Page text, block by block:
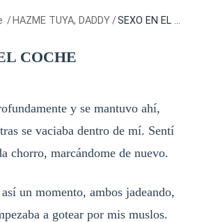
/ HAZME TUYA, DADDY /SEXO EN EL COCHE
COCHE
y se mantuvo ahí,
se vaciaba dentro de mí. Sentí
chorro, marcándome de nuevo.
un momento, ambos jadeando,
a gotear por mis muslos.